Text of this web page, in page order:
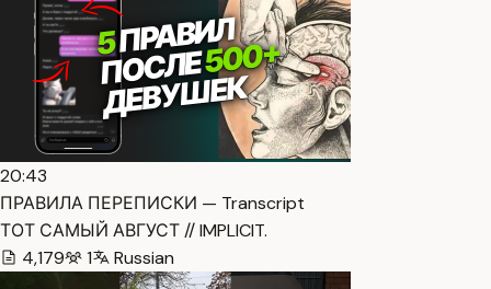
20:43
ПРАВИЛА ПЕРЕПИСКИ — Transcript
ТОТ САМЫЙ АВГУСТ // IMPLICIT.
4,179
1 Russian